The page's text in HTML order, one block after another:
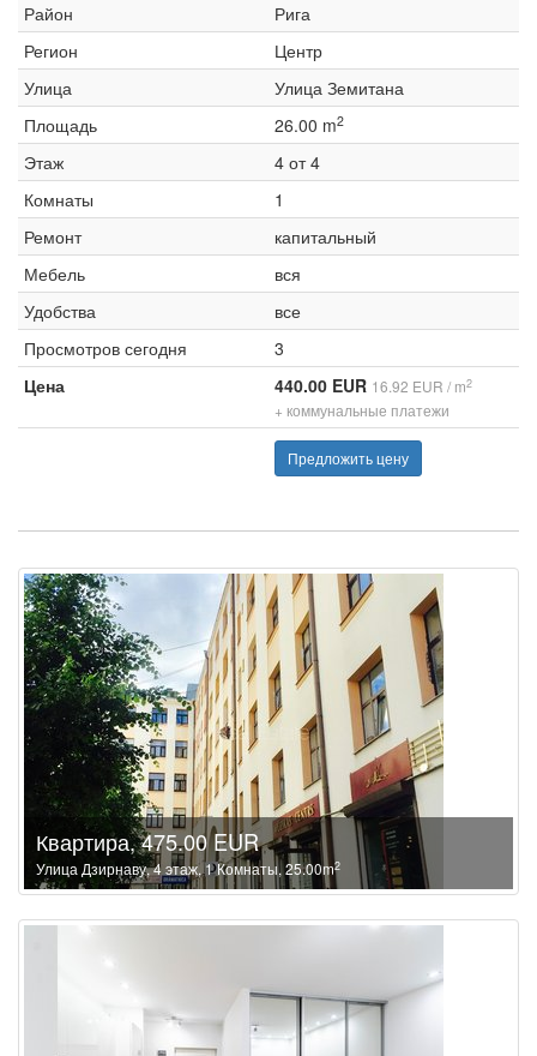
Район
Рига
Регион
Центр
Улица
Улица Земитана
Площадь
26.00 m2
Этаж
4 от 4
Комнаты
1
Ремонт
капитальный
Мебель
вся
Удобства
все
Просмотров сегодня
3
Цена
440.00 EUR 16.92 EUR / m2
+ коммунальные платежи
Предложить цену
Квартира, 475.00 EUR
Улица Дзирнаву, 4 этаж, 1 Комнаты, 25.00m2